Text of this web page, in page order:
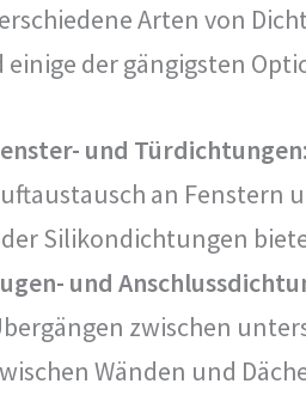
Arten von
einige der gängigsten
und Türdichtungen:
an Fenstern
Silikondichtungen
und
zwischen
Wänden und